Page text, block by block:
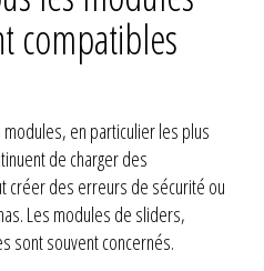
compatibles
en particulier les plus
de charger des
créer des erreurs de sécurité ou
Les modules de sliders,
sont souvent concernés.